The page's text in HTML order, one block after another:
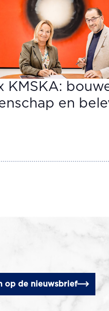
KMSKA:
en
op de nieuwsbrief